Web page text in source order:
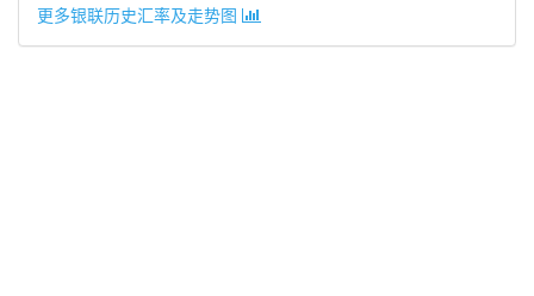
更多银联历史汇率及走势图